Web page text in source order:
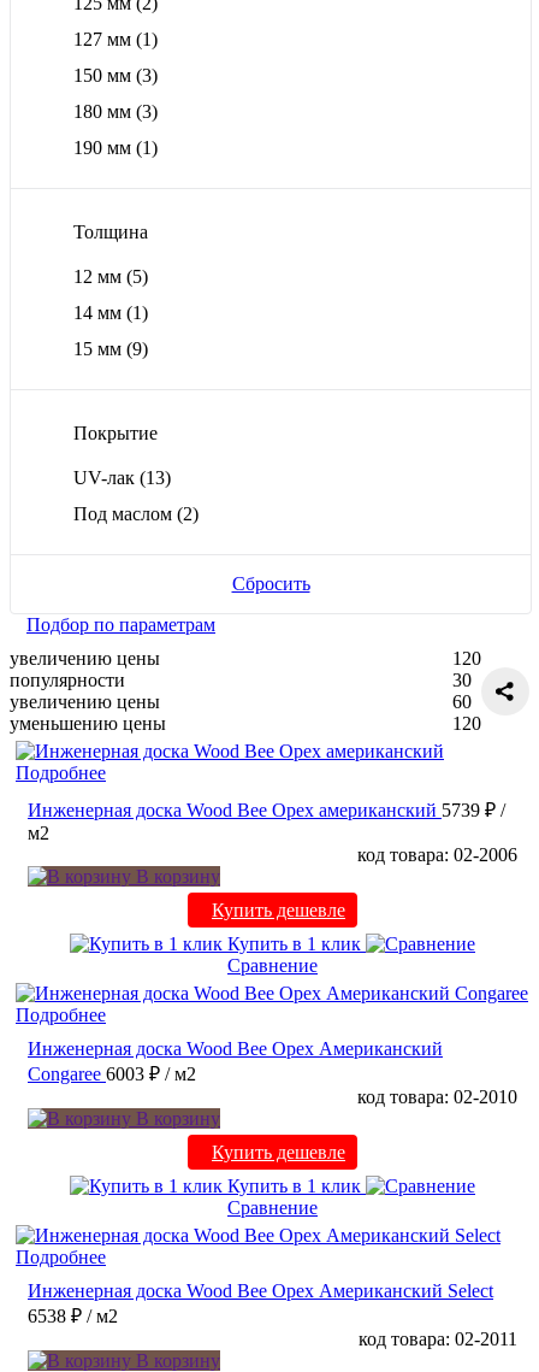
127 мм (1)
150 мм (3)
180 мм (3)
190 мм (1)
Толщина
12 мм (5)
14 мм (1)
15 мм (9)
Покрытие
UV-лак (13)
Под маслом (2)
Сбросить
Подбор по параметрам
увеличению цены
популярности
увеличению цены
уменьшению цены
120
30
60
120
Подробнее
Инженерная доска Wood Bee Орех американский 5739 ₽ /
м2
код товара: 02-2006
В корзину
Купить дешевле
Купить в 1 клик
Сравнение
Подробнее
Инженерная доска Wood Bee Орех Американский
Congaree 6003 ₽ / м2
код товара: 02-2010
В корзину
Купить дешевле
Купить в 1 клик
Сравнение
Подробнее
Инженерная доска Wood Bee Орех Американский Select
6538 ₽ / м2
код товара: 02-2011
В корзину